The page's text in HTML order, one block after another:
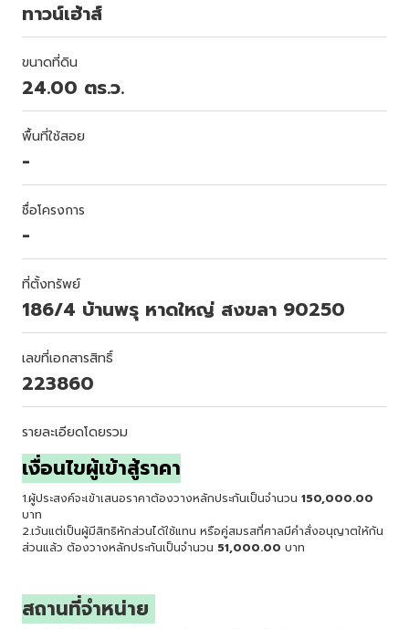
ทาวน์เฮ้าส์
ขนาดที่ดิน
24.00 ตร.ว.
พื้นที่ใช้สอย
-
ชื่อโครงการ
-
ที่ตั้งทรัพย์
186/4 บ้านพรุ หาดใหญ่ สงขลา 90250
เลขที่เอกสารสิทธิ์
223860
รายละเอียดโดยรวม
เงื่อนไขผู้เข้าสู้ราคา
1.ผู้ประสงค์จะเข้าเสนอราคาต้องวางหลักประกันเป็นจำนวน 150,000.00
บาท
2.เว้นแต่เป็นผู้มีสิทธิหักส่วนได้ใช้แทน หรือคู่สมรสที่ศาลมีคำสั่งอนุญาตให้กัน
ส่วนแล้ว ต้องวางหลักประกันเป็นจำนวน 51,000.00 บาท
สถานที่จำหน่าย